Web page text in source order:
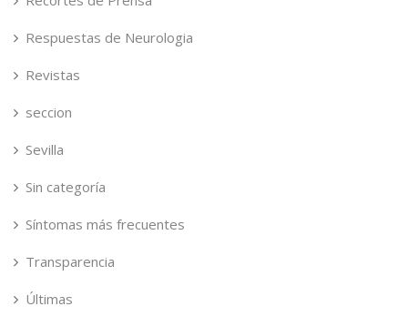
Respuestas de Neurologia
Revistas
seccion
Sevilla
Sin categoría
Síntomas más frecuentes
Transparencia
Últimas